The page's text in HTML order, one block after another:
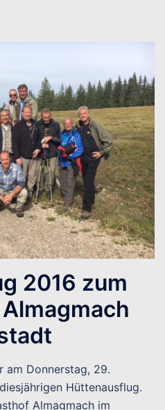
2016 zum
am Donnerstag, 29.
Hüttenausflug.
Almagmach im